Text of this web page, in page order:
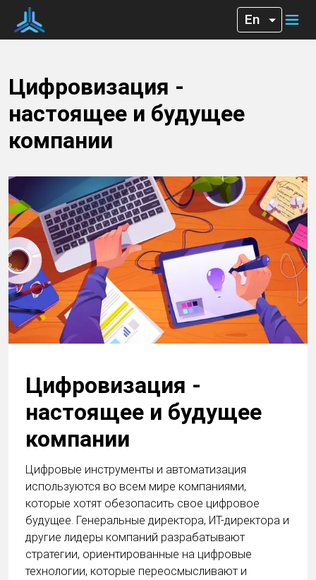
Цифровизация -
настоящее и будущее
компании
Цифровизация -
настоящее и будущее
компании
Цифровые инструменты и автоматизация
используются во всем мире компаниями,
которые хотят обезопасить свое цифровое
будущее. Генеральные директора, ИТ-директора и
другие лидеры компаний разрабатывают
стратегии, ориентированные на цифровые
технологии, которые переосмысливают и